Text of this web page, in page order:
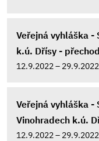
Veřejná vyhláška
k.ú. Dřísy -
12.9.2022 – 29.9.2022
Veřejná vyhláška -
Vinohradech k.ú.
12.9.2022 – 29.9.2022